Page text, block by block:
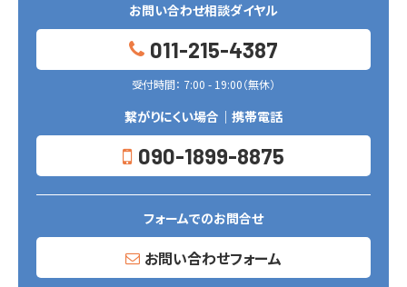
お問い合わせ相談ダイヤル
011-215-4387
受付時間： 7:00 - 19:00（無休）
繋がりにくい場合｜携帯電話
090-1899-8875
フォームでのお問合せ
お問い合わせフォーム